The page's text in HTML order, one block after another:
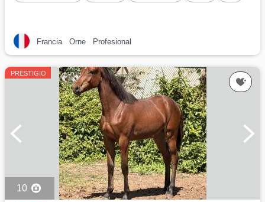
Francia Orne Profesional
PRESTIGIO
10